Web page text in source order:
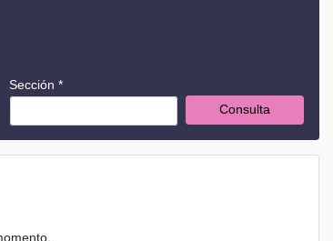
Sección *
Consulta